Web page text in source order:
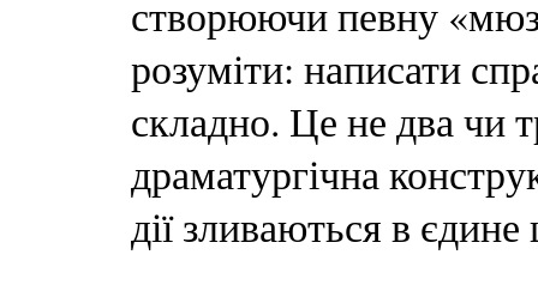
створюючи певну
розуміти: написати
складно. Це не два чи
драматургічна
дії зливаються в єдине